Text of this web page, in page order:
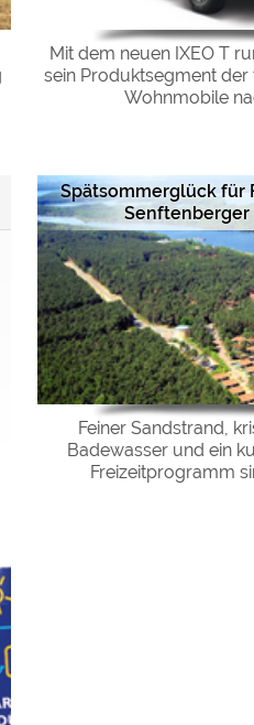
Mit dem neuen IXEO T
sein Produktsegment der
Wohnmobile
Spätsommerglück für
Senftenberger
Feiner Sandstrand,
Badewasser und ein
Freizeitprogramm
https://policies.google.com/privacy
über "COOKIES" geändert